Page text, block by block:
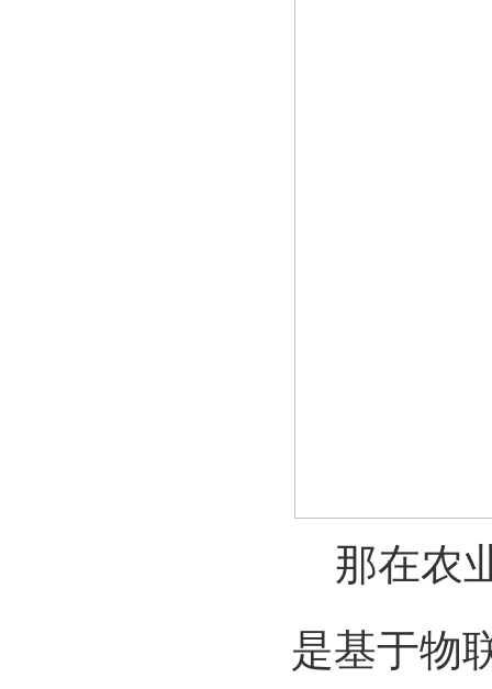
那在农
是基于物